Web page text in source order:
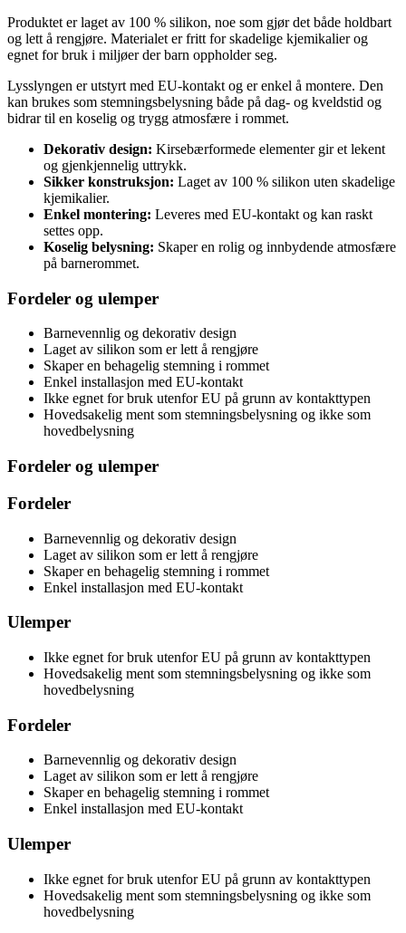
Produktet er laget av 100 % silikon, noe som gjør det både holdbart
og lett å rengjøre. Materialet er fritt for skadelige kjemikalier og
egnet for bruk i miljøer der barn oppholder seg.
Lysslyngen er utstyrt med EU-kontakt og er enkel å montere. Den
kan brukes som stemningsbelysning både på dag- og kveldstid og
bidrar til en koselig og trygg atmosfære i rommet.
Dekorativ design: Kirsebærformede elementer gir et lekent
og gjenkjennelig uttrykk.
Sikker konstruksjon: Laget av 100 % silikon uten skadelige
kjemikalier.
Enkel montering: Leveres med EU-kontakt og kan raskt
settes opp.
Koselig belysning: Skaper en rolig og innbydende atmosfære
på barnerommet.
Fordeler og ulemper
Barnevennlig og dekorativ design
Laget av silikon som er lett å rengjøre
Skaper en behagelig stemning i rommet
Enkel installasjon med EU-kontakt
Ikke egnet for bruk utenfor EU på grunn av kontakttypen
Hovedsakelig ment som stemningsbelysning og ikke som
hovedbelysning
Fordeler og ulemper
Fordeler
Barnevennlig og dekorativ design
Laget av silikon som er lett å rengjøre
Skaper en behagelig stemning i rommet
Enkel installasjon med EU-kontakt
Ulemper
Ikke egnet for bruk utenfor EU på grunn av kontakttypen
Hovedsakelig ment som stemningsbelysning og ikke som
hovedbelysning
Fordeler
Barnevennlig og dekorativ design
Laget av silikon som er lett å rengjøre
Skaper en behagelig stemning i rommet
Enkel installasjon med EU-kontakt
Ulemper
Ikke egnet for bruk utenfor EU på grunn av kontakttypen
Hovedsakelig ment som stemningsbelysning og ikke som
hovedbelysning